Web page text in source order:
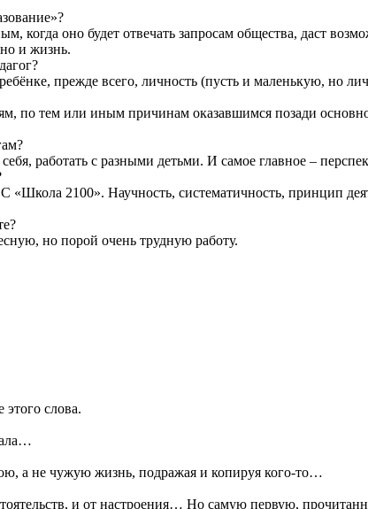
когда оно будет отвечать запросам общества, даст
и жизнь.
прежде всего, личность (пусть и маленькую, но
по тем или иным причинам оказавшимся позади
работать с разными детьми. И самое главное –
2100». Научность, систематичность, принцип
но порой очень трудную работу.
слова.
а не чужую жизнь, подражая и копируя кого-то…
и от настроения… Но самую первую,